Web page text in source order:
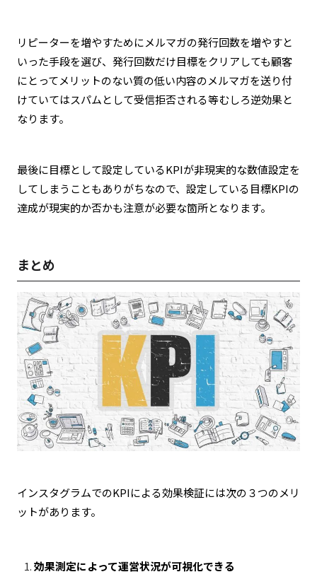
リピーターを増やすためにメルマガの発行回数を増やすと
いった手段を選び、発行回数だけ目標をクリアしても顧客
にとってメリットのない質の低い内容のメルマガを送り付
けていてはスパムとして受信拒否される等むしろ逆効果と
なります。
最後に目標として設定しているKPIが非現実的な数値設定を
してしまうこともありがちなので、設定している目標KPIの
達成が現実的か否かも注意が必要な箇所となります。
まとめ
インスタグラムでのKPIによる効果検証には次の３つのメリ
ットがあります。
効果測定によって運営状況が可視化できる